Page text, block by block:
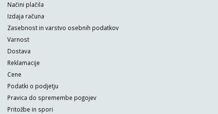
Načini plačila
Izdaja računa
Zasebnost in varstvo osebnih podatkov
Varnost
Dostava
Reklamacije
Cene
Podatki o podjetju
Pravica do spremembe pogojev
Pritožbe in spori